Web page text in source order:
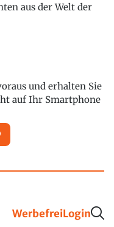
aus der Welt der
und erhalten Sie
auf Ihr Smartphone
WerbefreiLogin